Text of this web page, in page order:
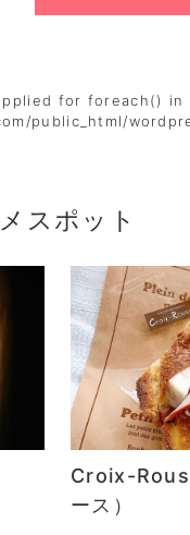
for foreach() in
public_html/
スポット
Croix-
ース）